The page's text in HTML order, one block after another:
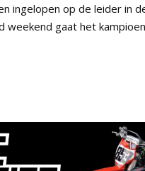
ingelopen op de leider in
weekend gaat het